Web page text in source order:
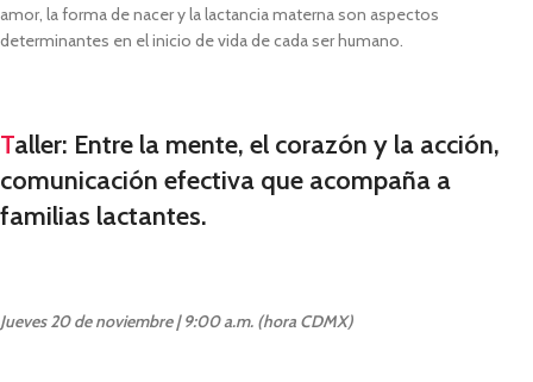
amor, la forma de nacer y la lactancia materna son aspectos
determinantes en el inicio de vida de cada ser humano.
Taller: Entre la mente, el corazón y la acción,
comunicación efectiva que acompaña a
familias lactantes.
Jueves 20 de noviembre | 9:00 a.m. (hora CDMX)